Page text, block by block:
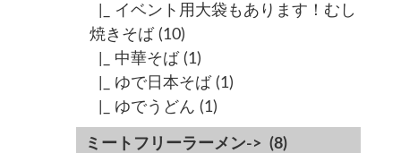
|_ イベント用大袋もあります！むし
焼きそば(10)
|_ 中華そば(1)
|_ ゆで日本そば(1)
|_ ゆでうどん (1)
ミートフリーラーメン-> (8)